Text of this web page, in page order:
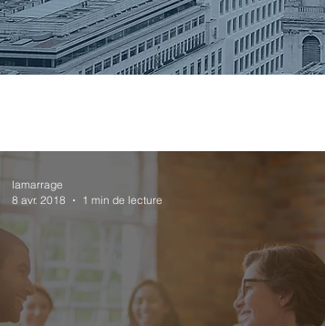
lamarrage
8 avr. 2018
1 min de lecture